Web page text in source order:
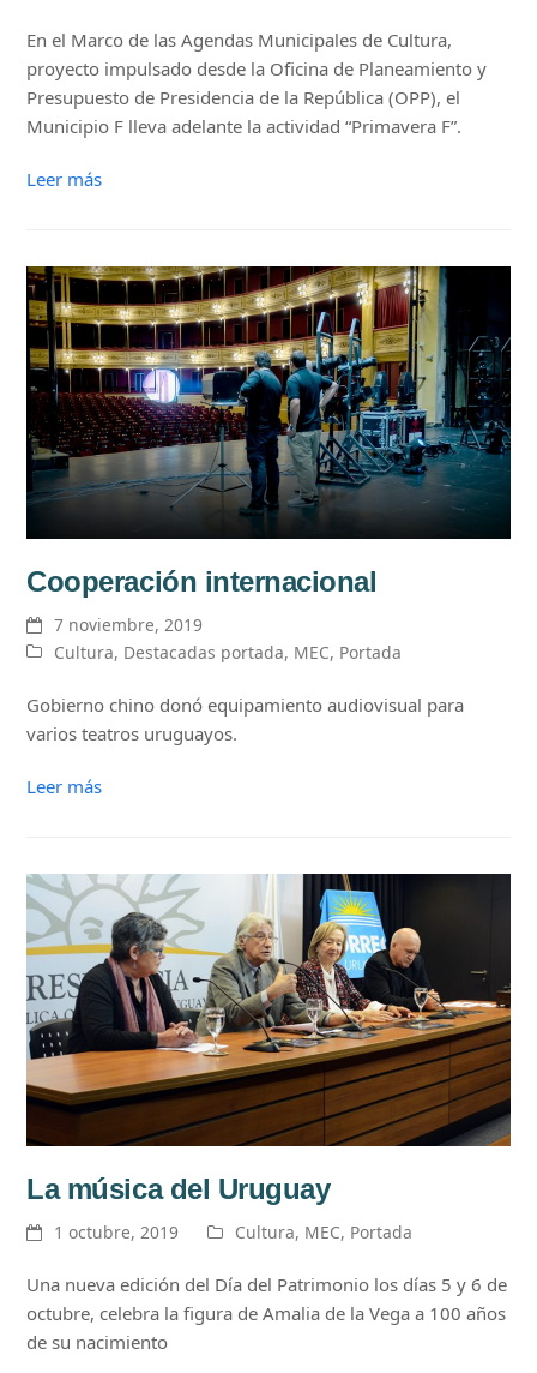
En el Marco de las Agendas Municipales de Cultura,
proyecto impulsado desde la Oficina de Planeamiento y
Presupuesto de Presidencia de la República (OPP), el
Municipio F lleva adelante la actividad “Primavera F”.
Leer más
Cooperación internacional
7 noviembre, 2019
Cultura, Destacadas portada, MEC, Portada
Gobierno chino donó equipamiento audiovisual para
varios teatros uruguayos.
Leer más
La música del Uruguay
1 octubre, 2019 Cultura, MEC, Portada
Una nueva edición del Día del Patrimonio los días 5 y 6 de
octubre, celebra la figura de Amalia de la Vega a 100 años
de su nacimiento